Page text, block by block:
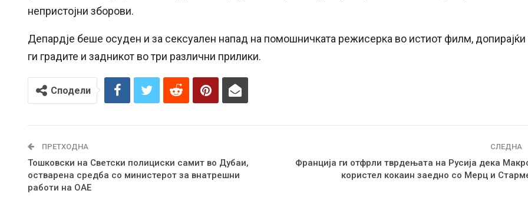
непристојни зборови.
Депардје беше осуден и за сексуален напад на помошничката режисерка во истиот филм, допирајќи
ги градите и задникот во три различни прилики.
Сподели
ПРЕТХОДНА
Тошковски на Светски полициски самит во Дубаи,
остварена средба со министерот за внатрешни
работи на ОАЕ
СЛЕДНА
Франција ги отфрли тврдењата на Русија дека
користел кокаин заедно со Мерц и